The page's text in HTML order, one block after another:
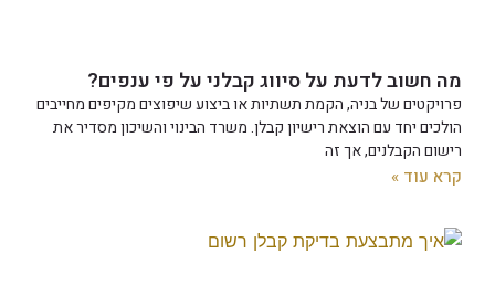
מה חשוב לדעת על סיווג קבלני על פי ענפים?
פרויקטים של בניה, הקמת תשתיות או ביצוע שיפוצים מקיפים מחייבים
הולכים יחד עם הוצאת רישיון קבלן. משרד הבינוי והשיכון מסדיר את
רישום הקבלנים, אך זה
קרא עוד »